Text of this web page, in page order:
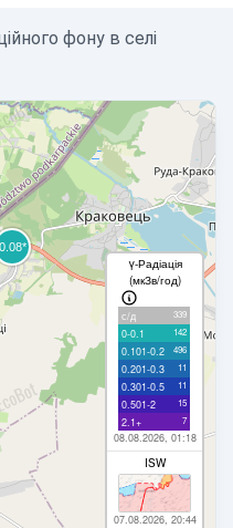
фону в селі
γ-Радіація
(мкЗв/год)
с/д 339
0-0.1 142
0.101-0.2 496
0.201-0.3 11
0.301-0.5 11
0.501-2 15
2.1+ 7
08.08.2026, 01:18
ISW
07.08.2026, 20:44